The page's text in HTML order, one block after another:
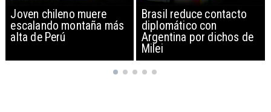
Brasil reduce contacto
diplomático con
Argentina por dichos de
China restringe
exportación de drones a
EEUU y sanciona
empresas